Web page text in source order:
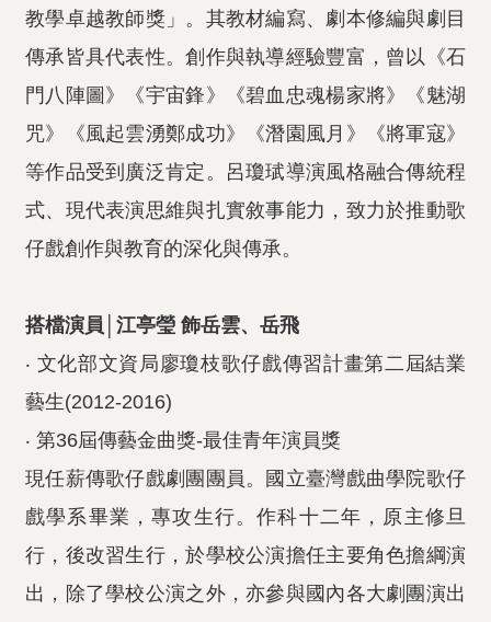
教學卓越教師獎」。其教材編寫、劇本修編與劇目
傳承皆具代表性。創作與執導經驗豐富，曾以《石
門八陣圖》《宇宙鋒》《碧血忠魂楊家將》《魅湖
咒》《風起雲湧鄭成功》《潛園風月》《將軍寇》
等作品受到廣泛肯定。呂瓊珷導演風格融合傳統程
式、現代表演思維與扎實敘事能力，致力於推動歌
仔戲創作與教育的深化與傳承。
搭檔演員│江亭瑩 飾岳雲、岳飛
‧ 文化部文資局廖瓊枝歌仔戲傳習計畫第二屆結業
藝生(2012-2016)
‧ 第36屆傳藝金曲獎-最佳青年演員獎
現任薪傳歌仔戲劇團團員。國立臺灣戲曲學院歌仔
戲學系畢業，專攻生行。作科十二年，原主修旦
行，後改習生行，於學校公演擔任主要角色擔綱演
出，除了學校公演之外，亦參與國內各大劇團演出